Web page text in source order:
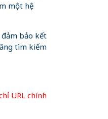
một hệ
bảo kết
tìm kiếm
URL chính